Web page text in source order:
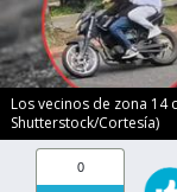
Los vecinos de zona 14
Shutterstock/Cortesía)
0